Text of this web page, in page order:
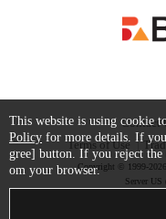
Contact
Terms of Use
Copyright © 1999-
Server US
This website is using cookie
Policy for more details. If
gree] button. If you reject the
om your browser.